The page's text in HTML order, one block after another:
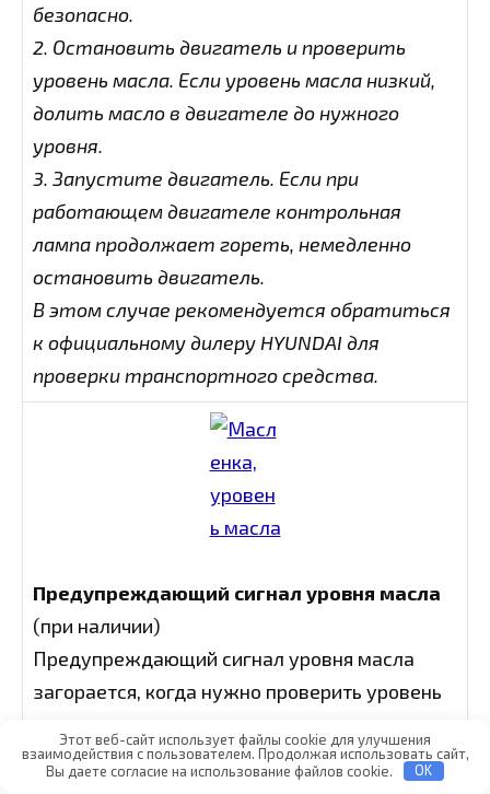
безопасно.
2. Остановить двигатель и проверить
уровень масла. Если уровень масла низкий,
долить масло в двигателе до нужного
уровня.
3. Запустите двигатель. Если при
работающем двигателе контрольная
лампа продолжает гореть, немедленно
остановить двигатель.
В этом случае рекомендуется обратиться
к официальному дилеру HYUNDAI для
проверки транспортного средства.
Предупреждающий сигнал уровня масла
(при наличии)
Предупреждающий сигнал уровня масла
загорается, когда нужно проверить уровень
Если загорается предупреждающий сигнал,
Этот веб-сайт использует файлы cookie для улучшения
взаимодействия с пользователем. Продолжая использовать сайт,
Вы даете согласие на использование файлов cookie.
OK